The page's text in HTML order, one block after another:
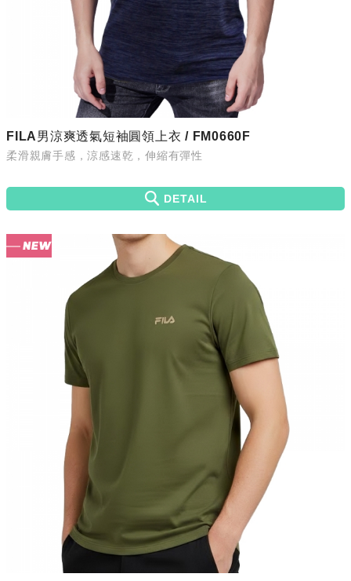
FILA男涼爽透氣短袖圓領上衣 / FM0660F
柔滑親膚手感，涼感速乾，伸縮有彈性
DETAIL